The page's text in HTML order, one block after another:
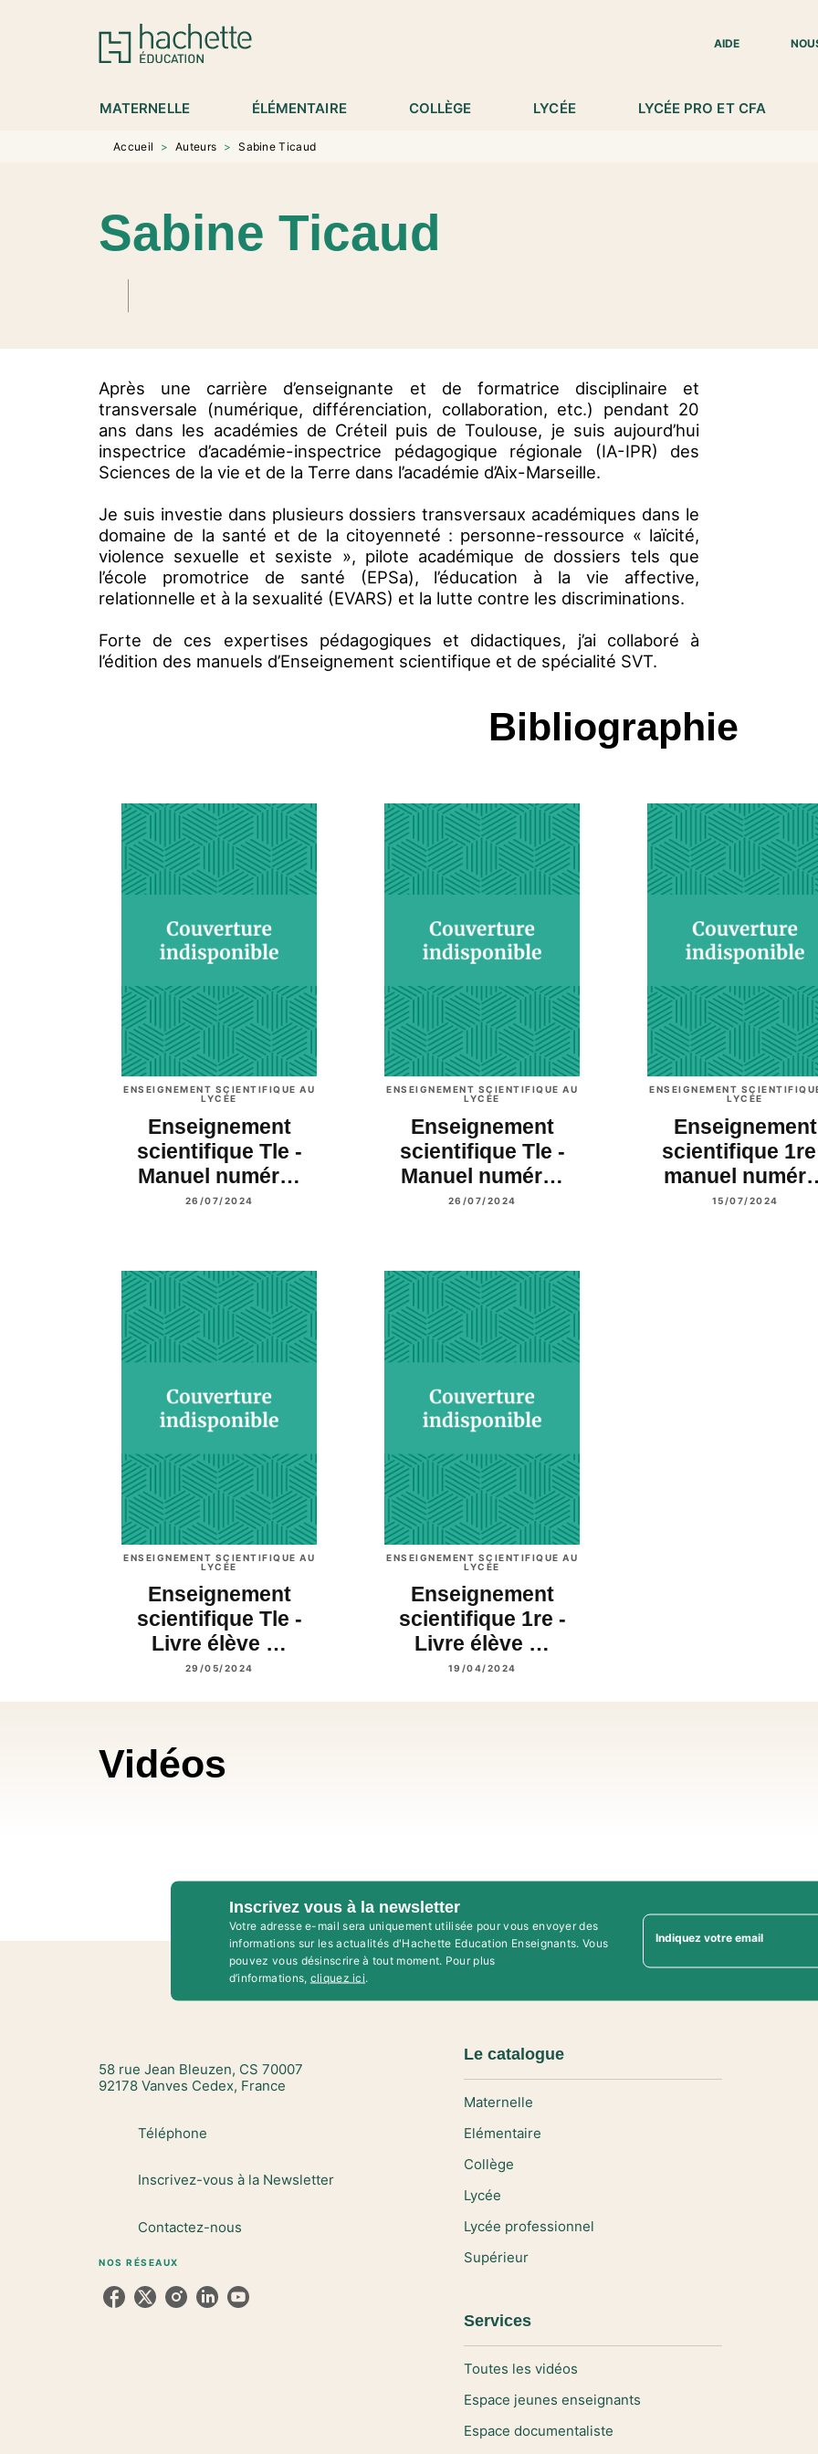
MENU RECHERCHE
AIDE
MATERNELLE ÉLÉMENTAIRE COLLÈGE LYCÉE LYCÉE PRO ET CFA
Accueil > Auteurs > Sabine Ticaud
Sabine Ticaud
Après une carrière d’enseignante et de formatrice disciplinaire et
transversale (numérique, différenciation, collaboration, etc.) pendant 20
ans dans les académies de Créteil puis de Toulouse, je suis aujourd’hui
inspectrice d’académie-inspectrice pédagogique régionale (IA-IPR) des
Sciences de la vie et de la Terre dans l’académie d’Aix-Marseille.
Je suis investie dans plusieurs dossiers transversaux académiques dans le
domaine de la santé et de la citoyenneté : personne-ressource « laïcité,
violence sexuelle et sexiste », pilote académique de dossiers tels que
l’école promotrice de santé (EPSa), l’éducation à la vie affective,
relationnelle et à la sexualité (EVARS) et la lutte contre les discriminations.
Forte de ces expertises pédagogiques et didactiques, j’ai collaboré à
l’édition des manuels d’Enseignement scientifique et de spécialité SVT.
Bibliographie
ENSEIGNEMENT SCIENTIFIQUE AU
LYCÉE
Enseignement
scientifique Tle -
Manuel numér…
26/07/2024
ENSEIGNEMENT SCIENTIFIQUE AU
LYCÉE
Enseignement
scientifique Tle -
Manuel numér…
26/07/2024
ENSEIGNEMENT
LYCÉE
Enseignement
scientifique
manuel
15/07/2024
ENSEIGNEMENT SCIENTIFIQUE AU
LYCÉE
Enseignement
scientifique Tle -
Livre élève …
29/05/2024
ENSEIGNEMENT SCIENTIFIQUE AU
LYCÉE
Enseignement
scientifique 1re -
Livre élève …
19/04/2024
Vidéos
Inscrivez vous à la newsletter
Votre adresse e-mail sera uniquement utilisée pour vous envoyer des
informations sur les actualités d'Hachette Education Enseignants. Vous
pouvez vous désinscrire à tout moment. Pour plus
d’informations, cliquez ici.
Indiquez votre email
58 rue Jean Bleuzen, CS 70007
92178 Vanves Cedex, France
Téléphone
Inscrivez-vous à la Newsletter
Contactez-nous
NOS RÉSEAUX
Le catalogue
Maternelle
Elémentaire
Collège
Lycée
Lycée professionnel
Supérieur
Services
Toutes les vidéos
Espace jeunes enseignants
Espace documentaliste